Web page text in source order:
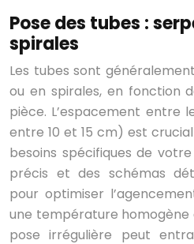
Pose des tubes :
spirales
Les tubes sont
ou en spirales, en fonction
pièce. L’espacement entre
entre 10 et 15 cm) est
besoins spécifiques de
précis et des schémas
pour optimiser
une température homogène
pose irrégulière peut